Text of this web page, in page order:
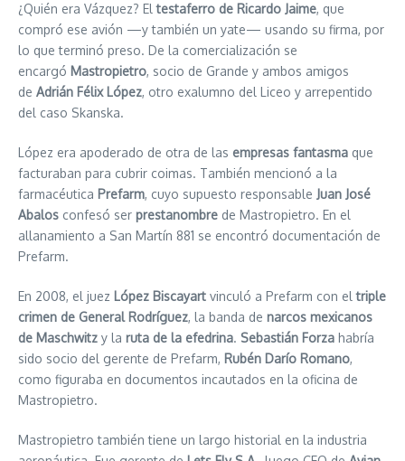
¿Quién era Vázquez? Eltestaferro de Ricardo Jaime, que
compró ese avión —y también un yate— usando su firma, por
lo que terminó preso. De la comercialización se
encargó Mastropietro, socio de Grande y ambos amigos
de Adrián Félix López, otro exalumno del Liceo y arrepentido
del caso Skanska.
López era apoderado de otra de las empresas fantasma que
facturaban para cubrir coimas. También mencionó a la
farmacéutica Prefarm, cuyo supuesto responsable Juan José
Abalos confesó ser prestanombre de Mastropietro. En el
allanamiento a San Martín 881 se encontró documentación de
Prefarm.
En 2008, el juez López Biscayart vinculó a Prefarm con eltriple
crimen de General Rodríguez, la banda de narcos mexicanos
de Maschwitz y la ruta de la efedrina. Sebastián Forza habría
sido socio del gerente de Prefarm, Rubén Darío Romano,
como figuraba en documentos incautados en la oficina de
Mastropietro.
Mastropietro también tiene un largo historial en la industria